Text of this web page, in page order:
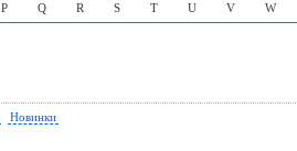
P Q R S T U V W
Новинки